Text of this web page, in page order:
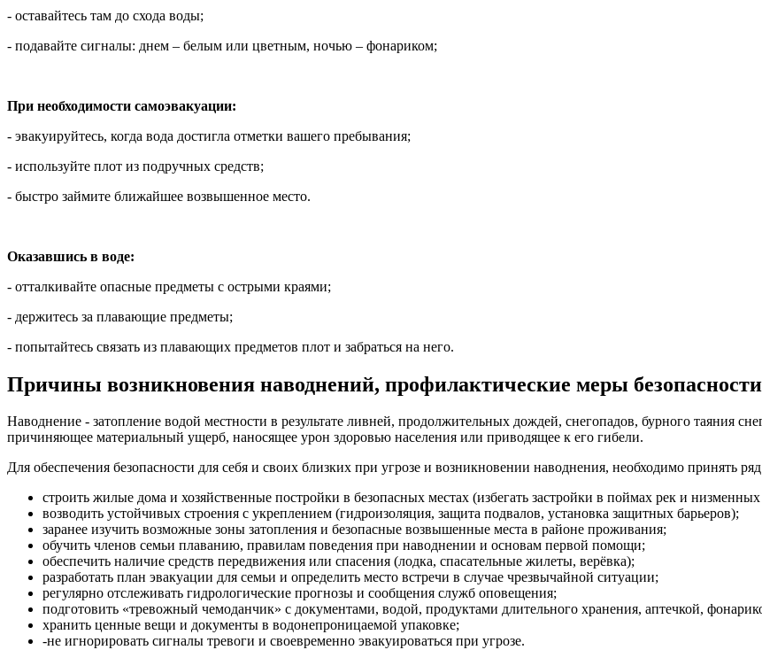
- оставайтесь там до схода воды;
- подавайте сигналы: днем – белым или цветным, ночью – фонариком;
При необходимости самоэвакуации:
- эвакуируйтесь, когда вода достигла отметки вашего пребывания;
- используйте плот из подручных средств;
- быстро займите ближайшее возвышенное место.
Оказавшись в воде:
- отталкивайте опасные предметы с острыми краями;
- держитесь за плавающие предметы;
- попытайтесь связать из плавающих предметов плот и забраться на него.
Причины возникновения наводнений, профилактические меры безопасности
Наводнение - затопление водой местности в результате ливней, продолжительных дождей, снегопадов, бурного таяния
причиняющее материальный ущерб, наносящее урон здоровью населения или приводящее к его гибели.
Для обеспечения безопасности для себя и своих близких при угрозе и возникновении наводнения, необходимо принять
строить жилые дома и хозяйственные постройки в безопасных местах (избегать застройки в поймах рек и
возводить устойчивых строения с укреплением (гидроизоляция, защита подвалов, установка защитных барьеров);
заранее изучить возможные зоны затопления и безопасные возвышенные места в районе проживания;
обучить членов семьи плаванию, правилам поведения при наводнении и основам первой помощи;
обеспечить наличие средств передвижения или спасения (лодка, спасательные жилеты, верёвка);
разработать план эвакуации для семьи и определить место встречи в случае чрезвычайной ситуации;
регулярно отслеживать гидрологические прогнозы и сообщения служб оповещения;
подготовить «тревожный чемоданчик» с документами, водой, продуктами длительного хранения, аптечкой,
хранить ценные вещи и документы в водонепроницаемой упаковке;
-не игнорировать сигналы тревоги и своевременно эвакуироваться при угрозе.